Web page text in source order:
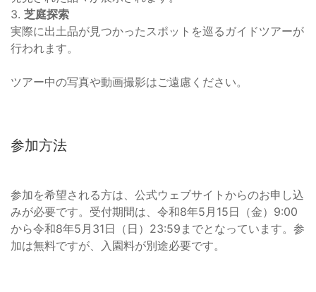
3. 芝庭探索
実際に出土品が見つかったスポットを巡るガイドツアーが
行われます。
ツアー中の写真や動画撮影はご遠慮ください。
参加方法
参加を希望される方は、公式ウェブサイトからのお申し込
みが必要です。受付期間は、令和8年5月15日（金）9:00
から令和8年5月31日（日）23:59までとなっています。参
加は無料ですが、入園料が別途必要です。